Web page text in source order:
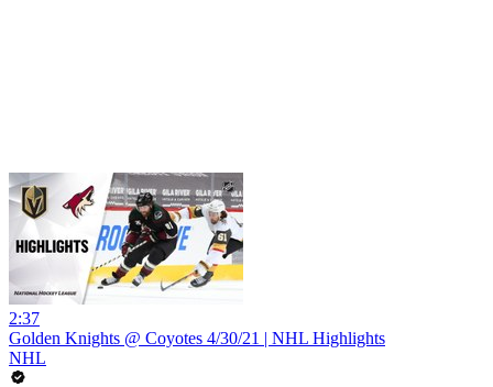
2:37
Golden Knights @ Coyotes 4/30/21 | NHL Highlights
NHL